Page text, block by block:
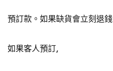
預訂款。如果缺貨會立刻退錢
如果客人預訂,